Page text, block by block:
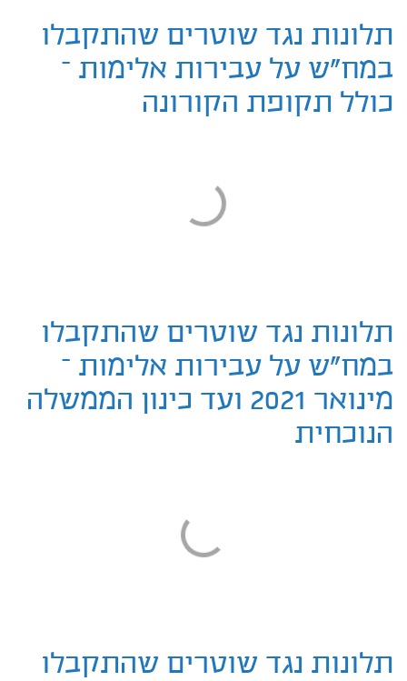
תלונות נגד שוטרים שהתקבלו
במח"ש על עבירות אלימות –
כולל תקופת הקורונה
תלונות נגד שוטרים שהתקבלו
במח"ש על עבירות אלימות –
מינואר 2021 ועד כינון הממשלה
הנוכחית
תלונות נגד שוטרים שהתקבלו